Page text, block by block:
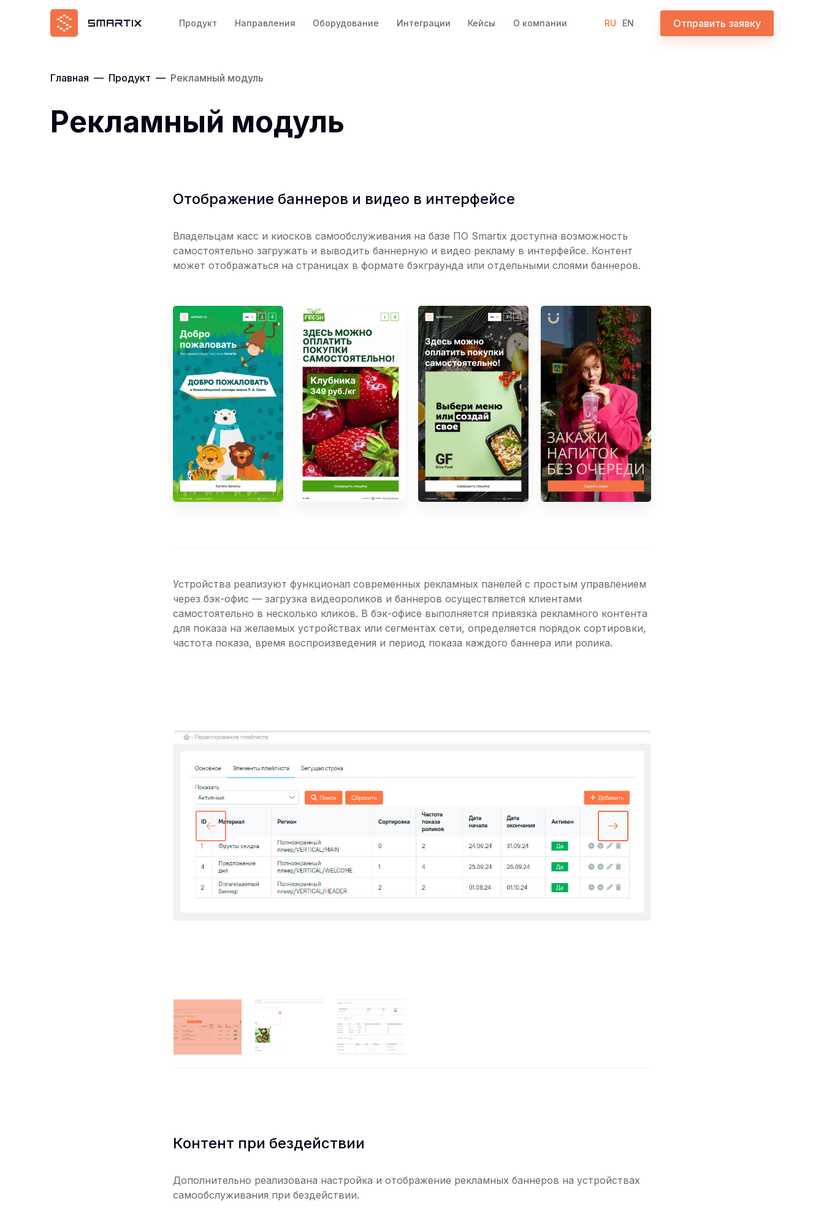
Продукт Направления Оборудование Интеграции Кейсы О компании RU EN Отправить заявку
Главная — Продукт — Рекламный модуль
Рекламный модуль
Отображение баннеров и видео в интерфейсе
Владельцам касс и киосков самообслуживания на базе ПО Smartix доступна возможность
самостоятельно загружать и выводить баннерную и видео рекламу в интерфейсе. Контент
может отображаться на страницах в формате бэкграунда или отдельными слоями баннеров.
Устройства реализуют функционал современных рекламных панелей с простым управлением
через бэк-офис — загрузка видеороликов и баннеров осуществляется клиентами
самостоятельно в несколько кликов. В бэк-офисе выполняется привязка рекламного контента
для показа на желаемых устройствах или сегментах сети, определяется порядок сортировки,
частота показа, время воспроизведения и период показа каждого баннера или ролика.
Контент при бездействии
Дополнительно реализована настройка и отображение рекламных баннеров на устройствах
самообслуживания при бездействии.